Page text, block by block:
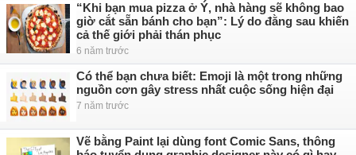
“Khi bạn mua pizza ở Ý, nhà hàng sẽ không bao
giờ cắt sẵn bánh cho bạn”: Lý do đằng sau khiến
cả thế giới phải thán phục
6 năm trước
Có thể bạn chưa biết: Emoji là một trong những
nguồn cơn gây stress nhất cuộc sống hiện đại
7 năm trước
Vẽ bằng Paint lại dùng font Comic Sans, thông